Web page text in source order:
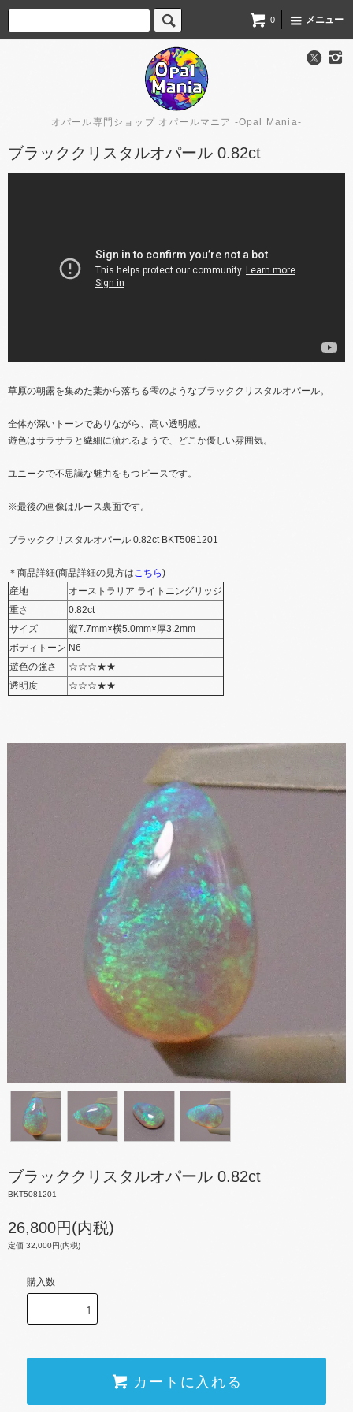
0 メニュー
オパール専門ショップ オパールマニア -Opal Mania-
ブラッククリスタルオパール 0.82ct
草原の​朝露を​集めた​葉から​落ちる​雫のような​ブラッククリスタルオパール。
全体が​深いトーンでありながら、​高い​透明感。
遊色は​サラサラと​繊細に​流れるようで、​どこか​優しい​雰囲気。
ユニークで​不思議な​魅力を​もつピースです。
※最後の​画像は​ルース裏面です。
ブラッククリスタルオパール 0.82ct BKT5081201
＊商品詳細(商品詳細の​見方は​こちら​)
産地
オーストラリア ライトニングリッジ
重さ
0.82ct
サイズ
縦7.7mm×横5.0mm×厚3.2mm
ボディトーン N6
遊色の​強さ
☆​☆​☆​★​★
透明度
☆​☆​☆​★​★
ブラッククリスタルオパール 0.82ct
BKT5081201
26,800円(内税)
定価 32,000円(内税)
購入数
カートに入れる